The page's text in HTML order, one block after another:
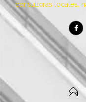
consultoras locales,